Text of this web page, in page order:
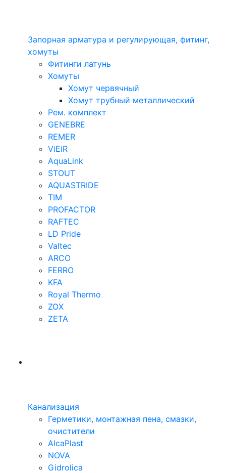
Запорная арматура и регулирующая, фитинг,
хомуты
Фитинги латунь
Хомуты
Хомут червячный
Хомут трубный металлический
Рем. комплект
GENEBRE
REMER
ViEiR
AquaLink
STOUT
AQUASTRIDE
TIM
PROFACTOR
RAFTEC
LD Pride
Valtec
ARCO
FERRO
KFA
Royal Thermo
ZOX
ZETA
Канализация
Герметики, монтажная пена, смазки,
очистители
AlcaPlast
NOVA
Gidrolica